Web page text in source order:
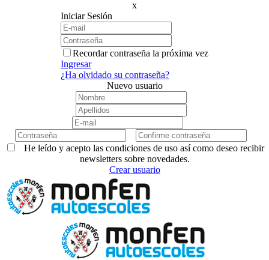
x
Iniciar Sesión
Recordar contraseña la próxima vez
Ingresar
¿Ha olvidado su contraseña?
Nuevo usuario
He leído y acepto las condiciones de uso así como deseo recibir
newsletters sobre novedades.
Crear usuario